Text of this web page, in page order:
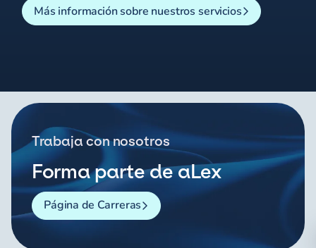
Más información sobre nuestros servicios
Trabaja con nosotros
Forma parte de aLex
Página de Carreras